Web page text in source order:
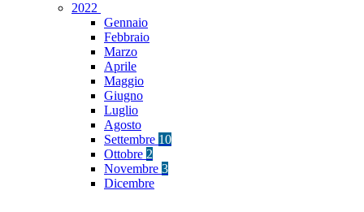
2022
Gennaio
Febbraio
Marzo
Aprile
Maggio
Giugno
Luglio
Agosto
Settembre 10
Ottobre 2
Novembre 3
Dicembre